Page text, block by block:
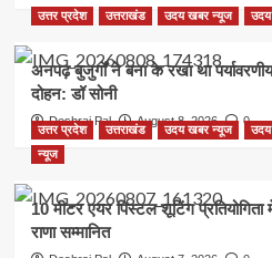
उत्तर प्रदेश उत्तराखंड उदय खबर न्यूज उदय
अनपढ़ बुजुर्गों ने बना के रखा था
दोहन: डॉ सोनी
Deshraj Pal August 8, 2026 0
उत्तर प्रदेश उत्तराखंड उदय खबर न्यूज उदय
न्यूज
10 मीटर एयर पिस्टल शूटिंग
राणा सम्मानित